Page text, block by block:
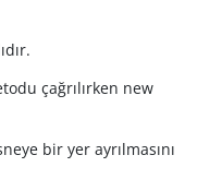
çağrılırken new
bir yer ayrılmasını